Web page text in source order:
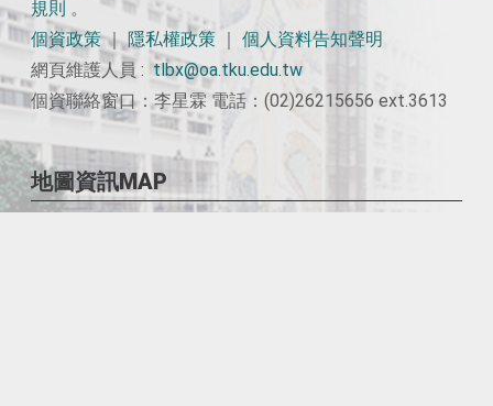
規則 。
個資政策｜隱私權政策
個人資料告知聲明
網頁維護人員 :tlbx@oa.tku.edu.tw
個資聯絡窗口：李星霖 電話：(02)26215656 ext.3613
地圖資訊MAP